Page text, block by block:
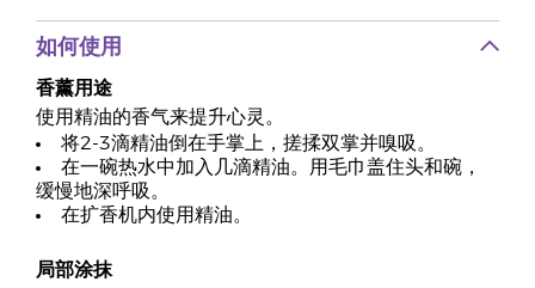
如何使用
香薰用途
使用精油的香气来提升心灵。
将2-3滴精油倒在手掌上，搓揉双掌并嗅吸。
在一碗热水中加入几滴精油。用毛巾盖住头和碗，
缓慢地深呼吸。
在扩香机内使用精油。
局部涂抹